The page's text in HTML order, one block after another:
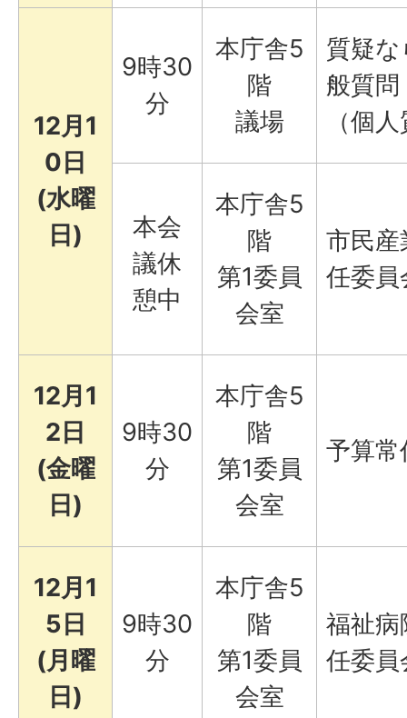
12月1
0日
(水曜
日)
9時30
分
本庁舎5
階
議場
質疑
般質問
（個
本会
議休
憩中
本庁舎5
階
第1委員
会室
市民産
任委員
12月1
2日
(金曜
日)
9時30
分
本庁舎5
階
第1委員
会室
予算常
12月1
5日
(月曜
日)
9時30
分
本庁舎5
階
第1委員
会室
福祉病
任委員